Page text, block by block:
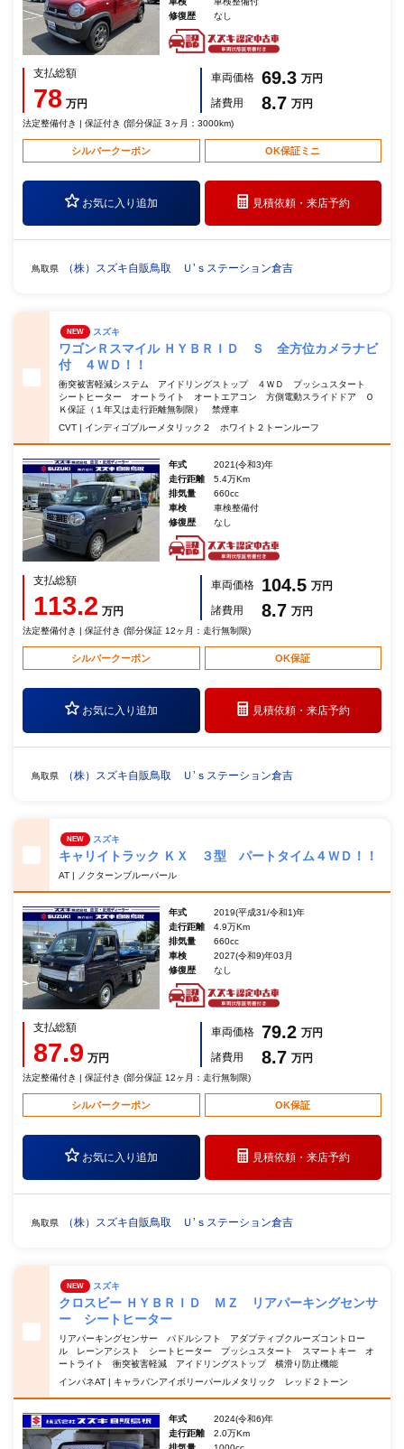
修復歴
なし
支払総額
78 万円
車両価格 69.3 万円
諸費用
8.7 万円
法定整備付き | 保証付き (部分保証 3ヶ月：3000km)
シルバークーポン OK保証ミニ
お気に入り追加 見積依頼・来店予約
鳥取県 （株）スズキ自販鳥取 Ｕ’ｓステーション倉吉
NEW スズキ
ワゴンＲスマイル ＨＹＢＲＩＤ Ｓ 全方位カメラナビ
付 ４ＷＤ！！
衝突被害軽減システム アイドリングストップ ４ＷＤ プッシュスタート
シートヒーター オートライト オートエアコン 方側電動スライドドア Ｏ
Ｋ保証（１年又は走行距離無制限） 禁煙車
CVT | インディゴブルーメタリック２ ホワイト２トーンルーフ
年式
2021(令和3)年
走行距離
5.4万Km
排気量
660cc
車検
車検整備付
修復歴
なし
支払総額
113.2 万円
車両価格 104.5 万円
諸費用
8.7 万円
法定整備付き | 保証付き (部分保証 12ヶ月：走行無制限)
シルバークーポン OK保証
お気に入り追加 見積依頼・来店予約
鳥取県 （株）スズキ自販鳥取 Ｕ’ｓステーション倉吉
NEW スズキ
キャリイトラック ＫＸ ３型 パートタイム４ＷＤ！！
AT | ノクターンブルーパール
年式
2019(平成31/令和1)年
走行距離
4.9万Km
排気量
660cc
車検
2027(令和9)年03月
修復歴
なし
支払総額
87.9 万円
車両価格 79.2 万円
諸費用
8.7 万円
法定整備付き | 保証付き (部分保証 12ヶ月：走行無制限)
シルバークーポン OK保証
お気に入り追加 見積依頼・来店予約
鳥取県 （株）スズキ自販鳥取 Ｕ’ｓステーション倉吉
NEW スズキ
クロスビー ＨＹＢＲＩＤ ＭＺ リアパーキングセンサ
ー シートヒーター
リアパーキングセンサー パドルシフト アダプティブクルーズコントロー
ル レーンアシスト シートヒーター プッシュスタート スマートキー オ
ートライト 衝突被害軽減 アイドリングストップ 横滑り防止機能
インパネAT | キャラバンアイボリーパールメタリック レッド２トーン
年式
2024(令和6)年
走行距離
2.0万Km